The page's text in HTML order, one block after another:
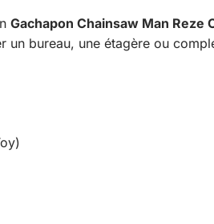
Gachapon Chainsaw Man Reze
bureau, une étagère ou